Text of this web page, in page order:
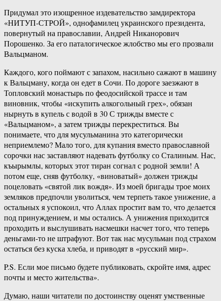
Придумал это изощренное издевательство замдиректора
«НИТУП-СТРОЙ», однофамилец украинского президента,
повернутый на православии, Андрей Никанорович
Порошенко. За его паталогическое жлобство мы его прозвали
Вальцманом.
Каждого, кого поймают с запахом, насильно сажают в машину
к Вальцману, когда он едет в Сочи. По дороге заезжают в
Топловский монастырь по феодосийской трассе и там
виновник, чтобы «искупить алкогольный грех», обязан
нырнуть в купель с водой в 30 С трижды вместе с
«Вальцманом», а затем трижды перекреститься. Вы
понимаете, что для мусульманина это категорически
неприемлемо? Мало того, для купания вместо православной
сорочки нас заставляют надевать футболку со Сталиным. Нас,
къырымлы, которых этот тиран согнал с родной земли! А
потом еще, сняв футболку, «виноватый» должен трижды
поцеловать «святой лик вождя». Из моей бригады трое моих
земляков предпочли уволиться, чем терпеть такое унижение, а
остальных я успокоил, что Аллах простит вам то, что делается
под принуждением, и мы остались. А унижения приходится
проходить и выслушивать насмешки насчет того, что теперь
деньгами-то не штрафуют. Вот так нас мусульман под страхом
остаться без куска хлеба, и приводят в «русский мир».
P.S. Если мое письмо будете публиковать, скройте имя, адрес
почты и место жительства».
Думаю, наши читатели по достоинству оценят умственные